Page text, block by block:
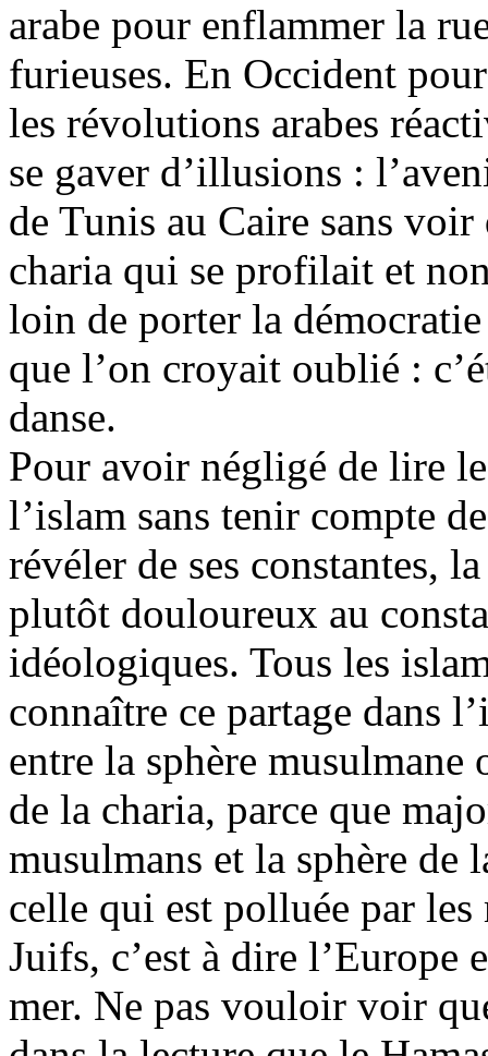
arabe pour enflammer la
furieuses. En Occident
les révolutions arabes
se gaver d’illusions :
de Tunis au Caire sans voir
charia qui se profilait et
loin de porter la
que l’on croyait oublié :
danse.
Pour avoir négligé de lire
l’islam sans tenir compte
révéler de ses constantes,
plutôt douloureux au
idéologiques. Tous les
connaître ce partage dans
entre la sphère
de la charia, parce que
musulmans et la sphère de
celle qui est polluée par les
Juifs, c’est à dire l’Europe
mer. Ne pas vouloir voir